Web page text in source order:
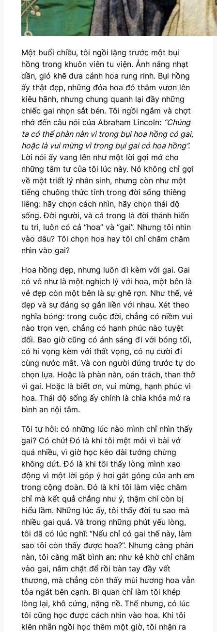
Một buổi chiều, tôi ngồi lặng trước một bụi
hồng trong khuôn viên tu viện. Ánh nắng nhạt
dần, gió khẽ đưa cánh hoa rung rinh. Bụi hồng
ấy thật đẹp, những đóa hoa đỏ thắm vươn lên
kiêu hãnh, nhưng chung quanh lại đầy những
chiếc gai nhọn sắt bén. Tôi ngồi ngắm và chợt
nhớ đến câu nói của Abraham Lincoln: “Chúng
ta có thể phàn nàn vì trong bụi hoa hồng có gai,
hoặc là vui mừng vì trong bụi gai có hoa hồng”.
Lời nói ấy vang lên như một lời gợi mở cho
những tâm tư của tôi lúc này. Nó không chỉ gợi
về một triết lý nhân sinh, nhưng còn như một
tiếng chuông thức tỉnh trong đời sống thiêng
liêng: hãy chọn cách nhìn, hãy chọn thái độ
sống. Đời người, và cả trong là đời thánh hiến
tu trì, luôn có cả “hoa” và “gai”. Nhưng tôi nhìn
vào đâu? Tôi chọn hoa hay tôi chỉ chăm chăm
nhìn vào gai?
Hoa hồng đẹp, nhưng luôn đi kèm với gai. Gai
có vẻ như là một nghịch lý với hoa, một bên là
vẻ đẹp còn một bên là sự ghê rợn. Như thế, vẻ
đẹp và sự đáng sợ gắn liền với nhau. Xét theo
nghĩa bóng: trong cuộc đời, chẳng có niềm vui
nào trọn vẹn, chẳng có hạnh phúc nào tuyệt
đối. Bao giờ cũng có ánh sáng đi với bóng tối,
có hi vọng kèm với thất vọng, có nụ cười đi
cùng nước mắt. Và con người đứng trước tự do
chọn lựa. Hoặc là phàn nàn, oán trách, than thở
vì gai. Hoặc là biết ơn, vui mừng, hạnh phúc vì
hoa. Thái độ sống ấy chính là chìa khóa mở ra
bình an nội tâm.
Tôi tự hỏi: có những lúc nào mình chỉ nhìn thấy
gai? Có chứ! Đó là khi tôi mệt mỏi vì bài vở
quá nhiều, vì giờ học kéo dài tưởng chừng
không dứt. Đó là khi tôi thấy lòng mình xao
động vì một lời góp ý hơi gắt gỏng của anh em
trong cộng đoàn. Đó là khi tôi làm việc chăm
chỉ mà kết quả chẳng như ý, thậm chí còn bị
hiểu lầm. Những lúc ấy, tôi thấy đời tu sao mà
nhiều gai quá. Và trong những phút yếu lòng,
tôi đã có lúc nghĩ: “Nếu chỉ có gai thế này, làm
sao tôi còn thấy được hoa?”. Nhưng càng phàn
nàn, tôi càng mất bình an: như kẻ khờ chỉ chăm
vào gai, nắm chặt để rồi bàn tay đầy vết
thương, mà chẳng còn thấy mùi hương hoa vẫn
tỏa ngát bên cạnh. Bi quan chỉ làm tôi khép
lòng lại, khô cứng, nặng nề. Thế nhưng, có lúc
tôi cũng học được cách nhìn vào hoa. Khi tôi
kiên nhẫn ngồi học thêm một giờ, tôi nhận ra